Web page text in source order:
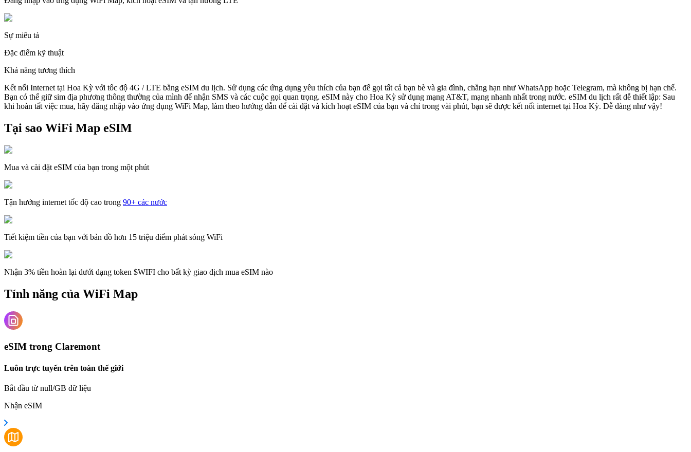
Sự miêu tả
Đặc điểm kỹ thuật
Khả năng tương thích
Kết nối Internet tại Hoa Kỳ với tốc độ 4G / LTE bằng eSIM du lịch. Sử dụng các ứng dụng yêu thích của bạn để gọi tất cả bạn bè và gia đình, chẳng hạn như WhatsApp hoặc Telegram, mà không bị hạn chế.
Bạn có thể giữ sim địa phương thông thường của mình để nhận SMS và các cuộc gọi quan trọng. eSIM này cho Hoa Kỳ sử dụng mạng AT&T, mạng nhanh nhất trong nước. eSIM du lịch rất dễ thiết lập: Sau
khi hoàn tất việc mua, hãy đăng nhập vào ứng dụng WiFi Map, làm theo hướng dẫn để cài đặt và kích hoạt eSIM của bạn và chỉ trong vài phút, bạn sẽ được kết nối internet tại Hoa Kỳ. Dễ dàng như vậy!
Tại sao WiFi Map eSIM
Mua và cài đặt eSIM của bạn trong một phút
Tận hưởng internet tốc độ cao trong 90+ các nước
Tiết kiệm tiền của bạn với bản đồ hơn 15 triệu điểm phát sóng WiFi
Nhận 3% tiền hoàn lại dưới dạng token $WIFI cho bất kỳ giao dịch mua eSIM nào
Tính năng của WiFi Map
eSIM trong Claremont
Luôn trực tuyến trên toàn thế giới
Bắt đầu từ null/GB dữ liệu
Nhận eSIM